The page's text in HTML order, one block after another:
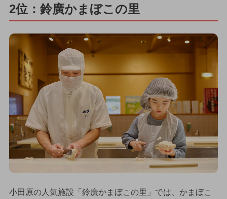
2位：鈴廣かまぼこの里
小田原の人気施設「鈴廣かまぼこの里」では、かまぼこ